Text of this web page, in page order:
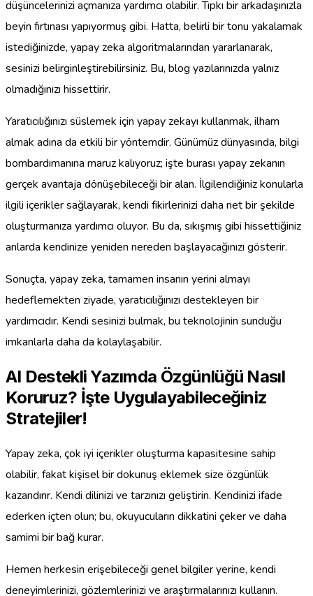
düşüncelerinizi açmanıza yardımcı olabilir. Tıpkı bir arkadaşınızla
beyin fırtınası yapıyormuş gibi. Hatta, belirli bir tonu yakalamak
istediğinizde, yapay zeka algoritmalarından yararlanarak,
sesinizi belirginleştirebilirsiniz. Bu, blog yazılarınızda yalnız
olmadığınızı hissettirir.
Yaratıcılığınızı süslemek için yapay zekayı kullanmak, ilham
almak adına da etkili bir yöntemdir. Günümüz dünyasında, bilgi
bombardımanına maruz kalıyoruz; işte burası yapay zekanın
gerçek avantaja dönüşebileceği bir alan. İlgilendiğiniz konularla
ilgili içerikler sağlayarak, kendi fikirlerinizi daha net bir şekilde
oluşturmanıza yardımcı oluyor. Bu da, sıkışmış gibi hissettiğiniz
anlarda kendinize yeniden nereden başlayacağınızı gösterir.
Sonuçta, yapay zeka, tamamen insanın yerini almayı
hedeflemekten ziyade, yaratıcılığınızı destekleyen bir
yardımcıdır. Kendi sesinizi bulmak, bu teknolojinin sunduğu
imkanlarla daha da kolaylaşabilir.
AI Destekli Yazımda Özgünlüğü Nasıl
Koruruz? İşte Uygulayabileceğiniz
Stratejiler!
Yapay zeka, çok iyi içerikler oluşturma kapasitesine sahip
olabilir, fakat kişisel bir dokunuş eklemek size özgünlük
kazandırır. Kendi dilinizi ve tarzınızı geliştirin. Kendinizi ifade
ederken içten olun; bu, okuyucuların dikkatini çeker ve daha
samimi bir bağ kurar.
Hemen herkesin erişebileceği genel bilgiler yerine, kendi
deneyimlerinizi, gözlemlerinizi ve araştırmalarınızı kullanın.